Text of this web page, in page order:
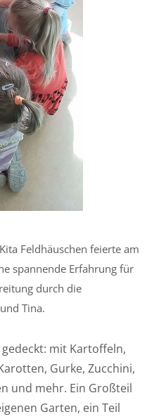
Feldhäuschen feierte am
spannende Erfahrung für
durch die
Tina.
mit Kartoffeln,
Gurke, Zucchini,
und mehr. Ein Großteil
Garten, ein Teil